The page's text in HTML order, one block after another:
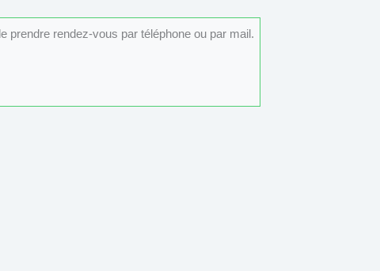
prendre rendez-vous par téléphone ou par mail.